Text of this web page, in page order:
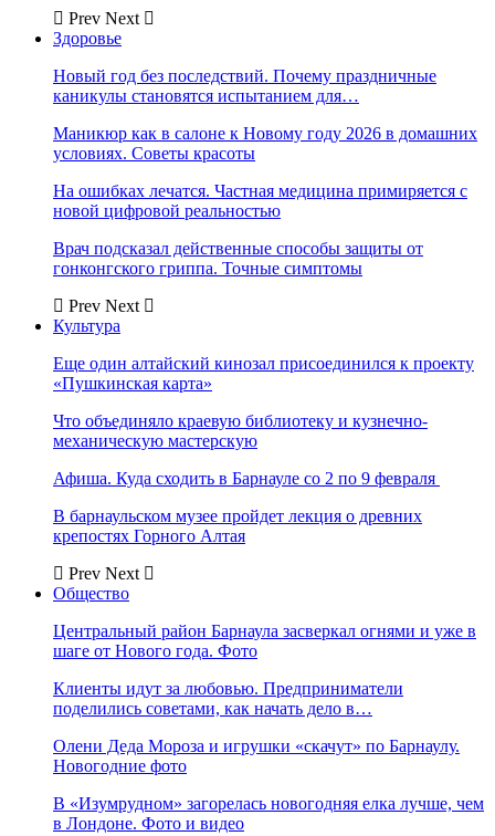
Prev Next
Здоровье
Новый год без последствий. Почему праздничные
каникулы становятся испытанием для…
Маникюр как в салоне к Новому году 2026 в домашних
условиях. Советы красоты
На ошибках лечатся. Частная медицина примиряется с
новой цифровой реальностью
Врач подсказал действенные способы защиты от
гонконгского гриппа. Точные симптомы
Prev Next
Культура
Еще один алтайский кинозал присоединился к проекту
«Пушкинская карта»
Что объединяло краевую библиотеку и кузнечно-
механическую мастерскую
Афиша. Куда сходить в Барнауле со 2 по 9 февраля
В барнаульском музее пройдет лекция о древних
крепостях Горного Алтая
Prev Next
Общество
Центральный район Барнаула засверкал огнями и уже в
шаге от Нового года. Фото
Клиенты идут за любовью. Предприниматели
поделились советами, как начать дело в…
Олени Деда Мороза и игрушки «скачут» по Барнаулу.
Новогодние фото
В «Изумрудном» загорелась новогодняя елка лучше, чем
в Лондоне. Фото и видео